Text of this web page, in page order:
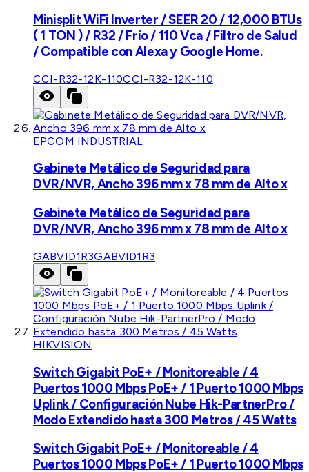
Minisplit WiFi Inverter / SEER 20 / 12,000 BTUs
( 1 TON ) / R32 / Frío / 110 Vca / Filtro de Salud
/ Compatible con Alexa y Google Home.
CCI-R32-12K-110CCI-R32-12K-110
EPCOM INDUSTRIAL
Gabinete Metálico de Seguridad para
DVR/NVR, Ancho 396 mm x 78 mm de Alto x
Gabinete Metálico de Seguridad para
DVR/NVR, Ancho 396 mm x 78 mm de Alto x
GABVID1R3GABVID1R3
HIKVISION
Switch Gigabit PoE+ / Monitoreable / 4
Puertos 1000 Mbps PoE+ / 1 Puerto 1000 Mbps
Uplink / Configuración Nube Hik-PartnerPro /
Modo Extendido hasta 300 Metros / 45 Watts
Switch Gigabit PoE+ / Monitoreable / 4
Puertos 1000 Mbps PoE+ / 1 Puerto 1000 Mbps